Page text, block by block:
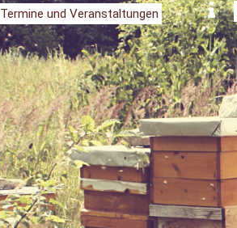
Termine und Veranstaltungen